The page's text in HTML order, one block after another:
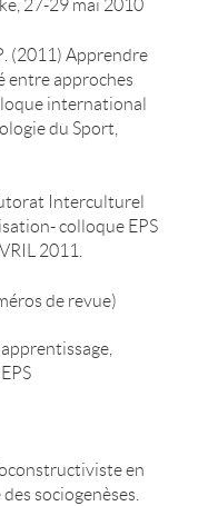
27-29 mai 2010
(2011) Apprendre
entre approches
international
du Sport,
Interculturel
colloque EPS
2011.
de revue)
en
sociogenèses.